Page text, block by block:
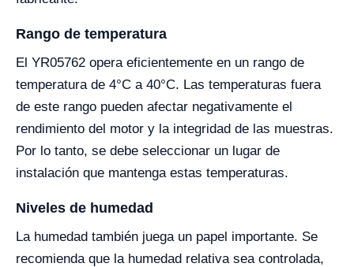
Rango de temperatura
El YR05762 opera eficientemente en un rango de
temperatura de 4°C a 40°C. Las temperaturas fuera
de este rango pueden afectar negativamente el
rendimiento del motor y la integridad de las muestras.
Por lo tanto, se debe seleccionar un lugar de
instalación que mantenga estas temperaturas.
Niveles de humedad
La humedad también juega un papel importante. Se
recomienda que la humedad relativa sea controlada,